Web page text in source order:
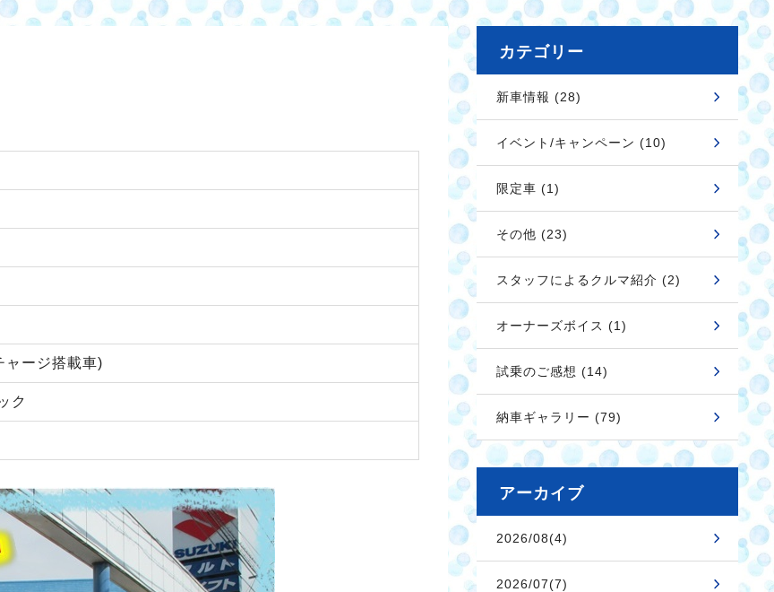
ャージ搭載車)
ク
カテゴリー
新車情報 (28)
イベント/キャンペーン (10)
限定車 (1)
その他 (23)
スタッフによるクルマ紹介 (2)
オーナーズボイス (1)
試乗のご感想 (14)
納車ギャラリー (79)
アーカイブ
2026/08(4)
2026/07(7)